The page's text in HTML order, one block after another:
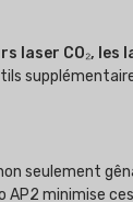
laser CO₂, les
seulement
minimise